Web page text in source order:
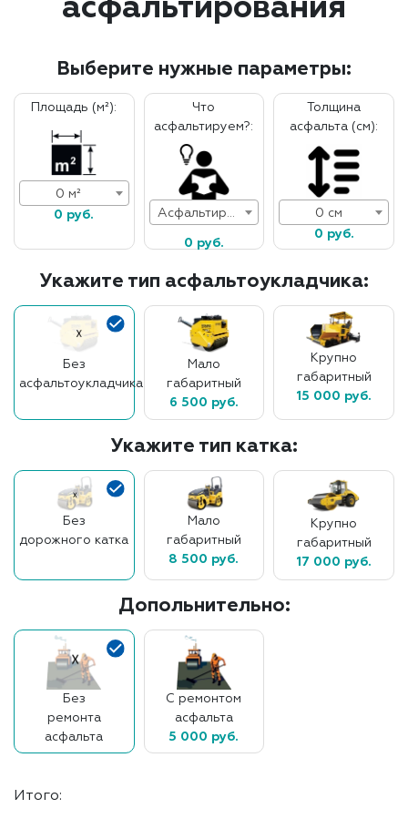
асфальтирования
Выберите нужные параметры:
Площадь (м²):
0 м²
0 руб.
Что
асфальтируем?:
0 руб.
Толщина
асфальта (см):
0 см
0 руб.
Укажите тип асфальтоукладчика:
Без
асфальтоукладчика
Мало
габаритный
6 500 руб.
Крупно
габаритный
15 000 руб.
Укажите тип катка:
Без
дорожного катка
Мало
габаритный
8 500 руб.
Крупно
габаритный
17 000 руб.
Допольнительно:
Без
ремонта
асфальта
С ремонтом
асфальта
5 000 руб.
Итого: